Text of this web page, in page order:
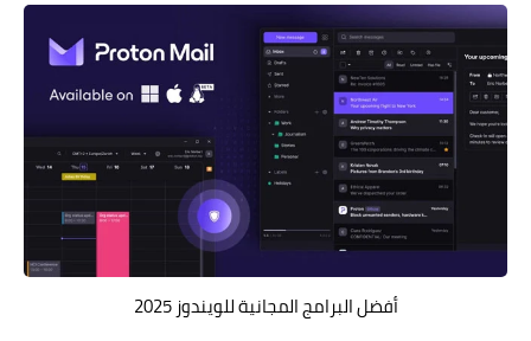
أفضل البرامج المجانية للويندوز 2025